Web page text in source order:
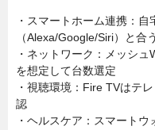
・スマートホーム連携：自
（Alexa/Google/Siri）と合
・ネットワーク：メッシ
を想定して台数選定
・視聴環境：Fire TVはテ
認
・ヘルスケア：スマート